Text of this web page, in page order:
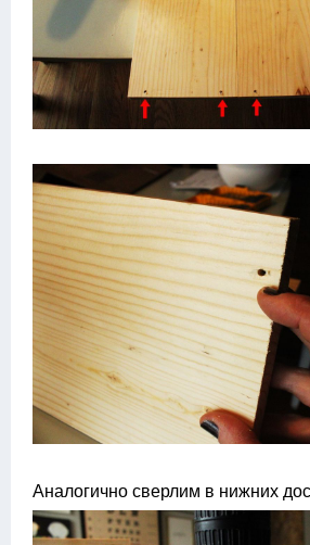
Аналогично сверлим в нижних